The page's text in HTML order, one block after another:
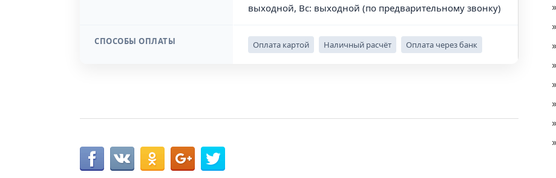
выходной, Вс: выходной (по предварительному звонку)
СПОСОБЫ ОПЛАТЫ Оплата картой Наличный расчёт Оплата через банк